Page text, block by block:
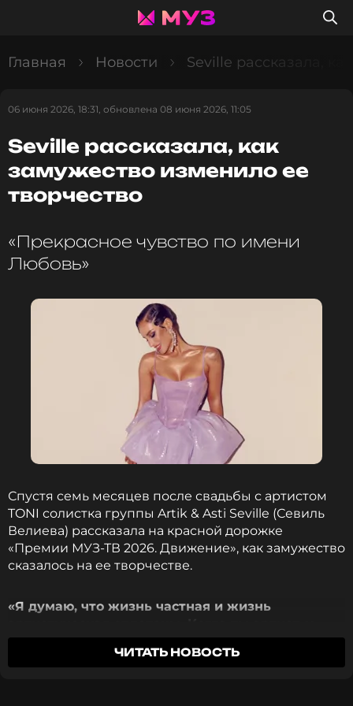
Главная Новости Seville рассказала,
06 июня 2026, 18:31, обновлена 08 июня 2026, 11:05
Seville рассказала, как
замужество изменило ее
творчество
«Прекрасное чувство по имени
Любовь»
Спустя семь месяцев после свадьбы с артистом
TONI солистка группы Artik & Asti Seville (Севиль
Велиева) рассказала на красной дорожке
«Премии МУЗ-ТВ 2026. Движение», как замужество
сказалось на ее творчестве.
«Я думаю, что жизнь частная и жизнь
тебя уже профдеформация — в хорошем
смысле этого слова. Ты постоянно думаешь о
ЧИТАТЬ НОВОСТЬ